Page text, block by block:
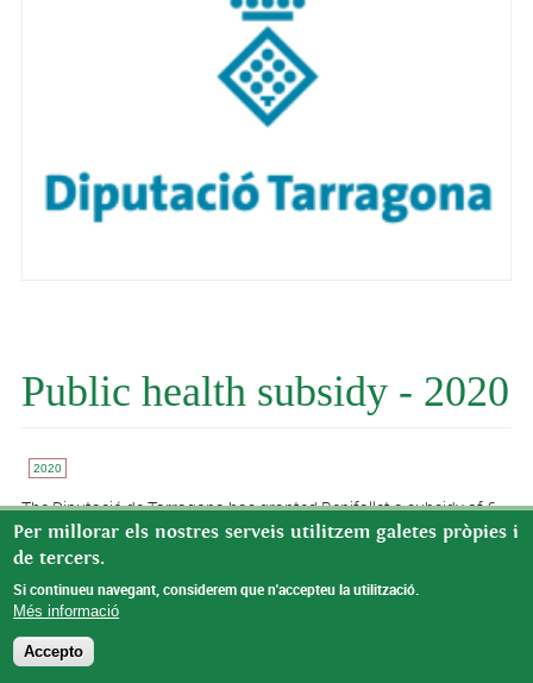
Public health subsidy - 2020
2020
The Diputació de Tarragona has granted Benifallet a subsidy of €
11,201.83 for Public Health Protection, on the occasion of
COVID19.
Per millorar els nostres serveis utilitzem galetes pròpies i
de tercers.
Si continueu navegant, considerem que n'accepteu la utilització.
Més informació
Accepto